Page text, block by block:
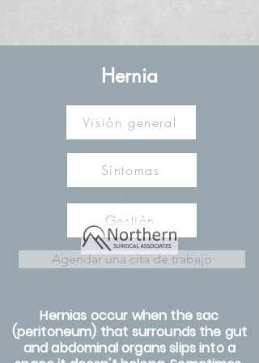
Hernia
Visión general
Síntomas
Gestión
Agendar una cita de trabajo
Hernias occur when the sac
(peritoneum) that surrounds the gut
and abdominal organs slips into a